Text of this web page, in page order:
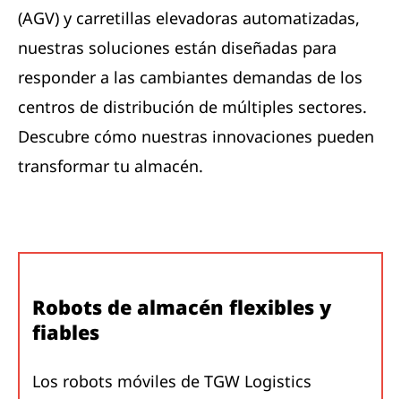
(AGV) y carretillas elevadoras automatizadas,
nuestras soluciones están diseñadas para
responder a las cambiantes demandas de los
centros de distribución de múltiples sectores.
Descubre cómo nuestras innovaciones pueden
transformar tu almacén.
Robots de almacén flexibles y
fiables
Los robots móviles de TGW Logistics